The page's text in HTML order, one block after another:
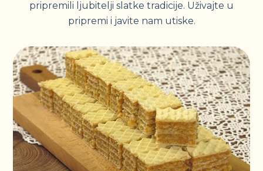
pripremili ljubitelji slatke tradicije. Uživajte u
pripremi i javite nam utiske.